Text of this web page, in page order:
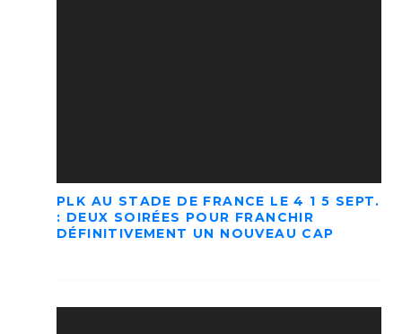
PLK AU STADE DE FRANCE LE 4 1 5 SEPT.
: DEUX SOIRÉES POUR FRANCHIR
DÉFINITIVEMENT UN NOUVEAU CAP